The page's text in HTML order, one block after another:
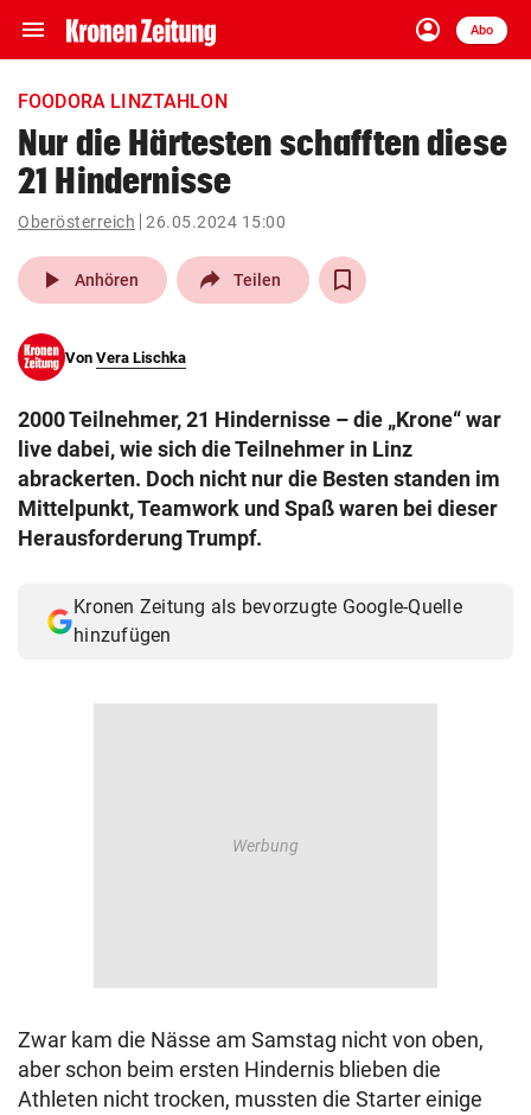
menu Navigation
ein-/ausklappen
account_circle
Anmelden
Abo
close Schließen
account_circle Anmelden
pin_drop
Wien arrow_right
search
eingeben
© Krone Multimedia GmbH & Co KG 2026
FOODORA LINZTAHLON
Nur die Härtesten schafften diese
21 Hindernisse
Oberösterreich 26.05.2024 15:00
play_arrow Anhören Teilen
Von Vera Lischka
2000 Teilnehmer, 21 Hindernisse – die „Krone“ war
live dabei, wie sich die Teilnehmer in Linz
abrackerten. Doch nicht nur die Besten standen im
Mittelpunkt, Teamwork und Spaß waren bei dieser
Herausforderung Trumpf.
Kronen Zeitung als bevorzugte Google-Quelle
hinzufügen
Zwar kam die Nässe am Samstag nicht von oben,
aber schon beim ersten Hindernis blieben die
Athleten nicht trocken, mussten die Starter einige